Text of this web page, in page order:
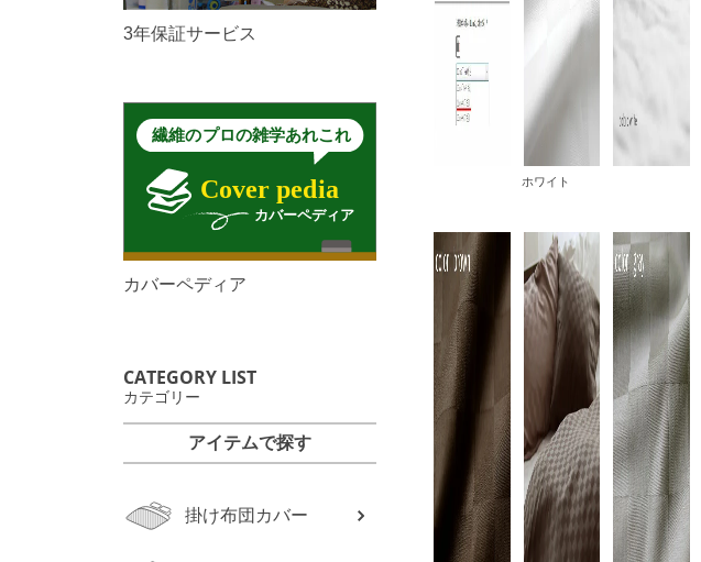
3年保証サービス
カバーペディア
CATEGORY LIST
カテゴリー
アイテムで探す
掛け布団カバー
ホワイト